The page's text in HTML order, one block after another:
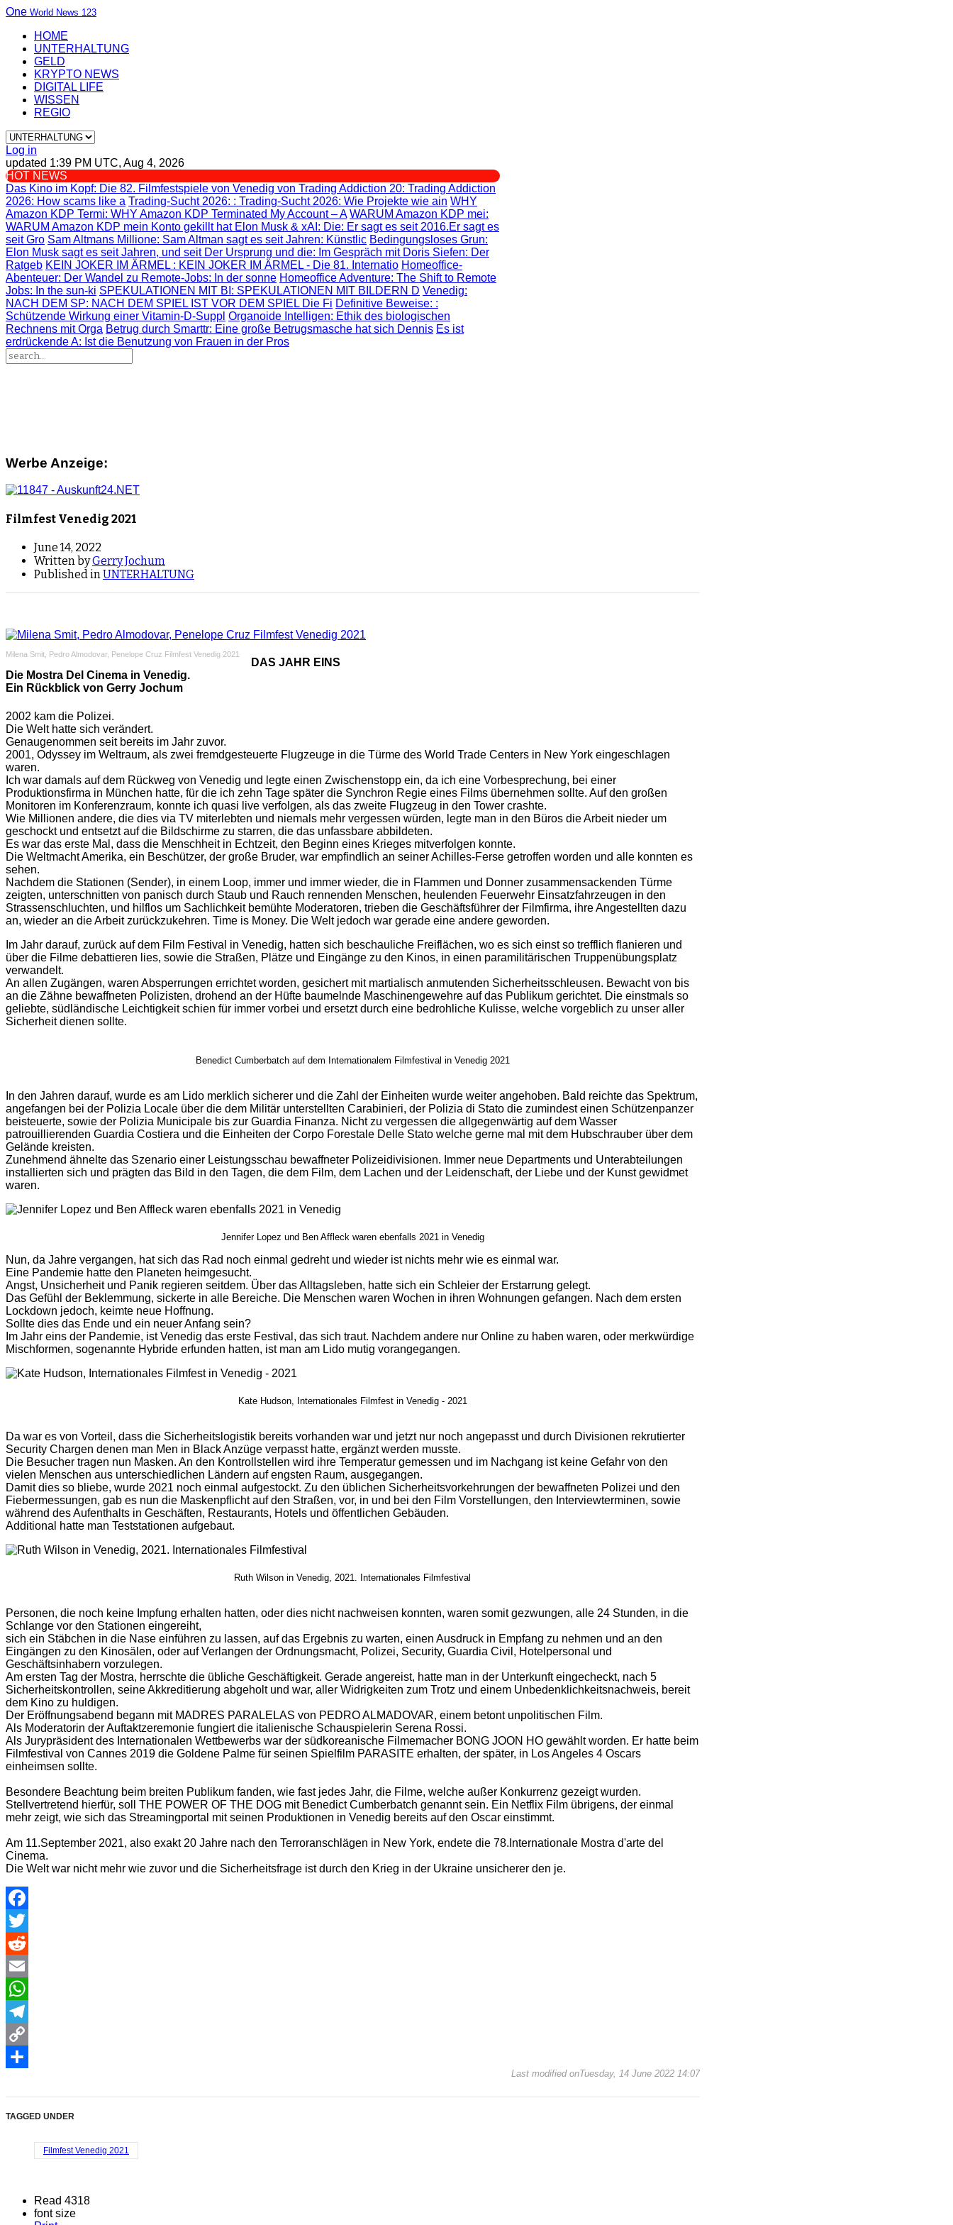
One World News 123
HOME
UNTERHALTUNG
GELD
KRYPTO NEWS
DIGITAL LIFE
WISSEN
REGIO
Log in
updated 1:39 PM UTC, Aug 4, 2026
HOT NEWS
Das Kino im Kopf: Die 82. Filmfestspiele von Venedig von Trading Addiction 20: Trading Addiction
2026: How scams like a Trading-Sucht 2026: : Trading-Sucht 2026: Wie Projekte wie ain WHY
Amazon KDP Termi: WHY Amazon KDP Terminated My Account – A WARUM Amazon KDP mei:
WARUM Amazon KDP mein Konto gekillt hat Elon Musk & xAI: Die: Er sagt es seit 2016.Er sagt es
seit Gro Sam Altmans Millione: Sam Altman sagt es seit Jahren: Künstlic Bedingungsloses Grun:
Elon Musk sagt es seit Jahren, und seit Der Ursprung und die: Im Gespräch mit Doris Siefen: Der
Ratgeb KEIN JOKER IM ÄRMEL : KEIN JOKER IM ÄRMEL - Die 81. Internatio Homeoffice-
Abenteuer: Der Wandel zu Remote-Jobs: In der sonne Homeoffice Adventure: The Shift to Remote
Jobs: In the sun-ki SPEKULATIONEN MIT BI : SPEKULATIONEN MIT BILDERN D Venedig:
NACH DEM SP: NACH DEM SPIEL IST VOR DEM SPIEL Die Fi Definitive Beweise: :
Schützende Wirkung einer Vitamin-D-Suppl Organoide Intelligen: Ethik des biologischen
Rechnens mit Orga Betrug durch Smarttr: Eine große Betrugsmasche hat sich Dennis Es ist
erdrückende A: Ist die Benutzung von Frauen in der Pros
Werbe Anzeige:
Filmfest Venedig 2021
June 14, 2022
Written byGerry Jochum
Published inUNTERHALTUNG
Milena Smit, Pedro Almodovar, Penelope Cruz Filmfest Venedig 2021
DAS JAHR EINS
Die Mostra Del Cinema in Venedig.
Ein Rückblick von Gerry Jochum
2002 kam die Polizei.
Die Welt hatte sich verändert.
Genaugenommen seit bereits im Jahr zuvor.
2001, Odyssey im Weltraum, als zwei fremdgesteuerte Flugzeuge in die Türme des World Trade Centers in New York eingeschlagen
waren.
Ich war damals auf dem Rückweg von Venedig und legte einen Zwischenstopp ein, da ich eine Vorbesprechung, bei einer
Produktionsfirma in München hatte, für die ich zehn Tage später die Synchron Regie eines Films übernehmen sollte. Auf den großen
Monitoren im Konferenzraum, konnte ich quasi live verfolgen, als das zweite Flugzeug in den Tower crashte.
Wie Millionen andere, die dies via TV miterlebten und niemals mehr vergessen würden, legte man in den Büros die Arbeit nieder um
geschockt und entsetzt auf die Bildschirme zu starren, die das unfassbare abbildeten.
Es war das erste Mal, dass die Menschheit in Echtzeit, den Beginn eines Krieges mitverfolgen konnte.
Die Weltmacht Amerika, ein Beschützer, der große Bruder, war empfindlich an seiner Achilles-Ferse getroffen worden und alle konnten es
sehen.
Nachdem die Stationen (Sender), in einem Loop, immer und immer wieder, die in Flammen und Donner zusammensackenden Türme
zeigten, unterschnitten von panisch durch Staub und Rauch rennenden Menschen, heulenden Feuerwehr Einsatzfahrzeugen in den
Strassenschluchten, und hilflos um Sachlichkeit bemühte Moderatoren, trieben die Geschäftsführer der Filmfirma, ihre Angestellten dazu
an, wieder an die Arbeit zurückzukehren. Time is Money. Die Welt jedoch war gerade eine andere geworden.
Im Jahr darauf, zurück auf dem Film Festival in Venedig, hatten sich beschauliche Freiflächen, wo es sich einst so trefflich flanieren und
über die Filme debattieren lies, sowie die Straßen, Plätze und Eingänge zu den Kinos, in einen paramilitärischen Truppenübungsplatz
verwandelt.
An allen Zugängen, waren Absperrungen errichtet worden, gesichert mit martialisch anmutenden Sicherheitsschleusen. Bewacht von bis
an die Zähne bewaffneten Polizisten, drohend an der Hüfte baumelnde Maschinengewehre auf das Publikum gerichtet. Die einstmals so
geliebte, südländische Leichtigkeit schien für immer vorbei und ersetzt durch eine bedrohliche Kulisse, welche vorgeblich zu unser aller
Sicherheit dienen sollte.
Benedict Cumberbatch auf dem Internationalem Filmfestival in Venedig 2021
In den Jahren darauf, wurde es am Lido merklich sicherer und die Zahl der Einheiten wurde weiter angehoben. Bald reichte das Spektrum,
angefangen bei der Polizia Locale über die dem Militär unterstellten Carabinieri, der Polizia di Stato die zumindest einen Schützenpanzer
beisteuerte, sowie der Polizia Municipale bis zur Guardia Finanza. Nicht zu vergessen die allgegenwärtig auf dem Wasser
patrouillierenden Guardia Costiera und die Einheiten der Corpo Forestale Delle Stato welche gerne mal mit dem Hubschrauber über dem
Gelände kreisten.
Zunehmend ähnelte das Szenario einer Leistungsschau bewaffneter Polizeidivisionen. Immer neue Departments und Unterabteilungen
installierten sich und prägten das Bild in den Tagen, die dem Film, dem Lachen und der Leidenschaft, der Liebe und der Kunst gewidmet
waren.
Jennifer Lopez und Ben Affleck waren ebenfalls 2021 in Venedig
Nun, da Jahre vergangen, hat sich das Rad noch einmal gedreht und wieder ist nichts mehr wie es einmal war.
Eine Pandemie hatte den Planeten heimgesucht.
Angst, Unsicherheit und Panik regieren seitdem. Über das Alltagsleben, hatte sich ein Schleier der Erstarrung gelegt.
Das Gefühl der Beklemmung, sickerte in alle Bereiche. Die Menschen waren Wochen in ihren Wohnungen gefangen. Nach dem ersten
Lockdown jedoch, keimte neue Hoffnung.
Sollte dies das Ende und ein neuer Anfang sein?
Im Jahr eins der Pandemie, ist Venedig das erste Festival, das sich traut. Nachdem andere nur Online zu haben waren, oder merkwürdige
Mischformen, sogenannte Hybride erfunden hatten, ist man am Lido mutig vorangegangen.
Kate Hudson, Internationales Filmfest in Venedig - 2021
Da war es von Vorteil, dass die Sicherheitslogistik bereits vorhanden war und jetzt nur noch angepasst und durch Divisionen rekrutierter
Security Chargen denen man Men in Black Anzüge verpasst hatte, ergänzt werden musste.
Die Besucher tragen nun Masken. An den Kontrollstellen wird ihre Temperatur gemessen und im Nachgang ist keine Gefahr von den
vielen Menschen aus unterschiedlichen Ländern auf engsten Raum, ausgegangen.
Damit dies so bliebe, wurde 2021 noch einmal aufgestockt. Zu den üblichen Sicherheitsvorkehrungen der bewaffneten Polizei und den
Fiebermessungen, gab es nun die Maskenpflicht auf den Straßen, vor, in und bei den Film Vorstellungen, den Interviewterminen, sowie
während des Aufenthalts in Geschäften, Restaurants, Hotels und öffentlichen Gebäuden.
Additional hatte man Teststationen aufgebaut.
Ruth Wilson in Venedig, 2021. Internationales Filmfestival
Personen, die noch keine Impfung erhalten hatten, oder dies nicht nachweisen konnten, waren somit gezwungen, alle 24 Stunden, in die
Schlange vor den Stationen eingereiht,
sich ein Stäbchen in die Nase einführen zu lassen, auf das Ergebnis zu warten, einen Ausdruck in Empfang zu nehmen und an den
Eingängen zu den Kinosälen, oder auf Verlangen der Ordnungsmacht, Polizei, Security, Guardia Civil, Hotelpersonal und
Geschäftsinhabern vorzulegen.
Am ersten Tag der Mostra, herrschte die übliche Geschäftigkeit. Gerade angereist, hatte man in der Unterkunft eingecheckt, nach 5
Sicherheitskontrollen, seine Akkreditierung abgeholt und war, aller Widrigkeiten zum Trotz und einem Unbedenklichkeitsnachweis, bereit
dem Kino zu huldigen.
Der Eröffnungsabend begann mit MADRES PARALELAS von PEDRO ALMADOVAR, einem betont unpolitischen Film.
Als Moderatorin der Auftaktzeremonie fungiert die italienische Schauspielerin Serena Rossi.
Als Jurypräsident des Internationalen Wettbewerbs war der südkoreanische Filmemacher BONG JOON HO gewählt worden. Er hatte beim
Filmfestival von Cannes 2019 die Goldene Palme für seinen Spielfilm PARASITE erhalten, der später, in Los Angeles 4 Oscars
einheimsen sollte.
Besondere Beachtung beim breiten Publikum fanden, wie fast jedes Jahr, die Filme, welche außer Konkurrenz gezeigt wurden.
Stellvertretend hierfür, soll THE POWER OF THE DOG mit Benedict Cumberbatch genannt sein. Ein Netflix Film übrigens, der einmal
mehr zeigt, wie sich das Streamingportal mit seinen Produktionen in Venedig bereits auf den Oscar einstimmt.
Am 11.September 2021, also exakt 20 Jahre nach den Terroranschlägen in New York, endete die 78.Internationale Mostra d'arte del
Cinema.
Die Welt war nicht mehr wie zuvor und die Sicherheitsfrage ist durch den Krieg in der Ukraine unsicherer den je.
Facebook
Twitter
Reddit
Email
WhatsApp
Telegram
Copy
Last modified onTuesday, 14 June 2022 14:07
TAGGED UNDER
Filmfest Venedig 2021
Read 4318
font size